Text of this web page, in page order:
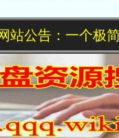
告：一个极简风